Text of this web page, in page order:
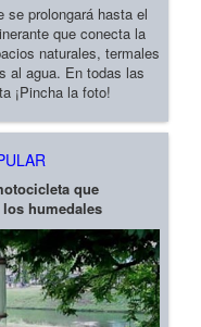
prolongará hasta el
que conecta la
naturales, termales
al agua. En todas las
¡Pincha la foto!
que
humedales